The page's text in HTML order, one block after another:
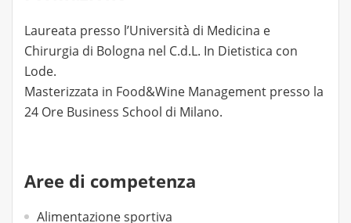
Laureata presso l’Università di Medicina e
Chirurgia di Bologna nel C.d.L. In Dietistica con
Lode.
Masterizzata in Food&Wine Management presso la
24 Ore Business School di Milano.
Aree di competenza
Alimentazione sportiva